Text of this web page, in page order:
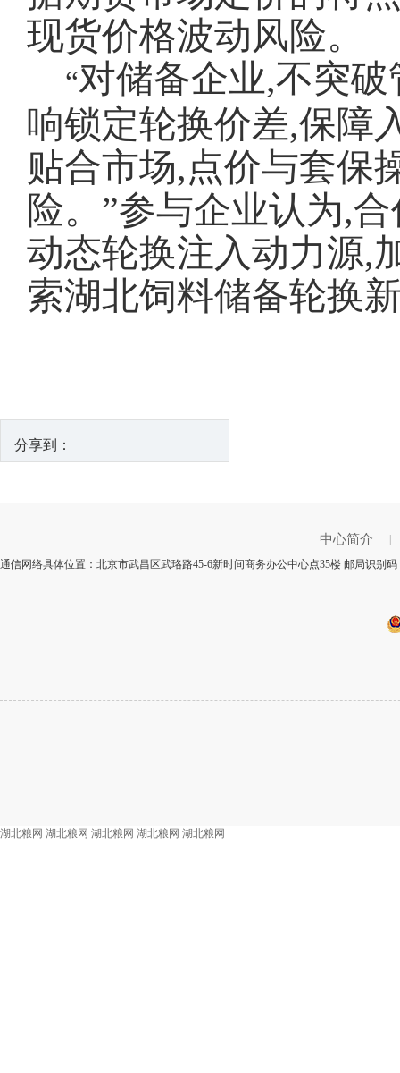
现货价格波动风险。
“对储备企业,不突
响锁定轮换价差,保障
贴合市场,点价与套保
险。”参与企业认为,
动态轮换注入动力源,
索湖北饲料储备轮换
分享到：
中心简介
通信网络具体位置：北京市武昌区武珞路45-6新时间商务办公中心点35楼 邮局识别
湖北粮网 湖北粮网 湖北粮网 湖北粮网 湖北粮网